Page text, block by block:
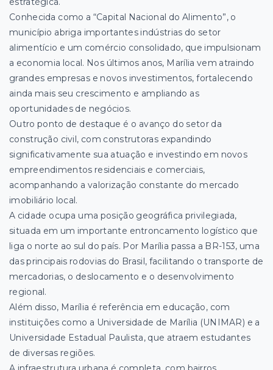
Conhecida como a “Capital Nacional do Alimento”, o
município abriga importantes indústrias do setor
alimentício e um comércio consolidado, que impulsionam
a economia local. Nos últimos anos, Marília vem atraindo
grandes empresas e novos investimentos, fortalecendo
ainda mais seu crescimento e ampliando as
oportunidades de negócios.
Outro ponto de destaque é o avanço do setor da
construção civil, com construtoras expandindo
significativamente sua atuação e investindo em novos
empreendimentos residenciais e comerciais,
acompanhando a valorização constante do mercado
imobiliário local.
A cidade ocupa uma posição geográfica privilegiada,
situada em um importante entroncamento logístico que
liga o norte ao sul do país. Por Marília passa a BR-153, uma
das principais rodovias do Brasil, facilitando o transporte de
mercadorias, o deslocamento e o desenvolvimento
regional.
Além disso, Marília é referência em educação, com
instituições como a Universidade de Marília (UNIMAR) e a
Universidade Estadual Paulista, que atraem estudantes
de diversas regiões.